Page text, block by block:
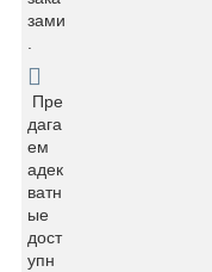
зами
Пре
дага
ем
адек
ватн
ые
дост
упн